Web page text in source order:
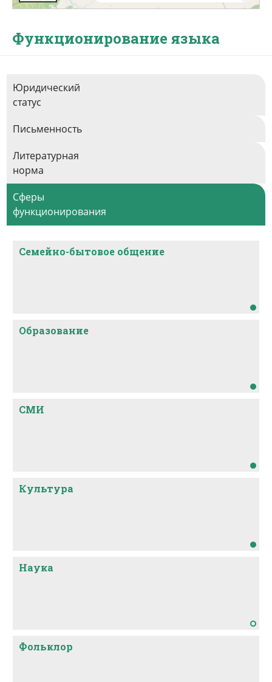
Функционирование языка
Юридический
статус
Письменность
Литературная
норма
Сферы
функционирования
Семейно-бытовое общение
Образование
СМИ
Культура
Наука
Фольклор